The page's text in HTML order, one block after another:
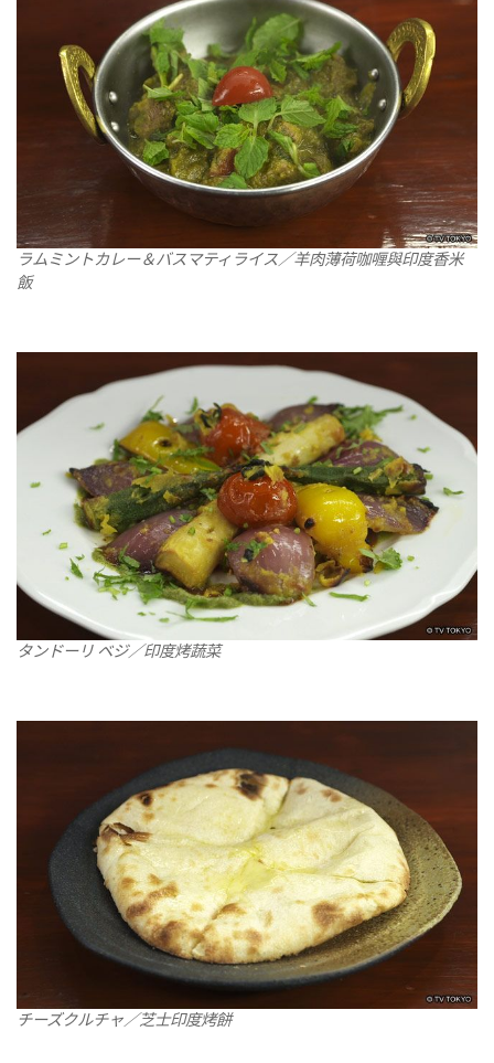
ラムミントカレー＆バスマティライス／羊肉薄荷咖喱與印度香米
飯
タンドーリ ベジ／印度烤蔬菜
チーズクルチャ／芝士印度烤餅